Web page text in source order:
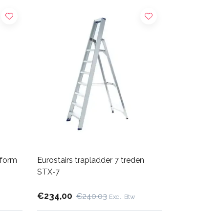
Eurostairs trapladder 7 treden
STX-7
€234,00 €240,03 Excl. Btw